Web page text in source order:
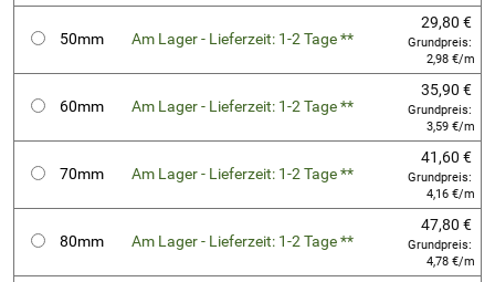
50mm Am Lager - Lieferzeit: 1-2 Tage **
29,80 €
Grundpreis:
2,98 €/m
60mm Am Lager - Lieferzeit: 1-2 Tage **
35,90 €
Grundpreis:
3,59 €/m
70mm Am Lager - Lieferzeit: 1-2 Tage **
41,60 €
Grundpreis:
4,16 €/m
80mm Am Lager - Lieferzeit: 1-2 Tage **
47,80 €
Grundpreis:
4,78 €/m